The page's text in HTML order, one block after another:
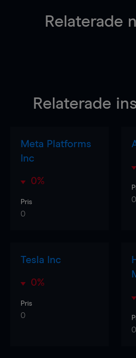
Relaterade
Relaterade
Meta Platforms
Inc
0%
Pris
0
0
Tesla Inc
0%
Pris
0
0